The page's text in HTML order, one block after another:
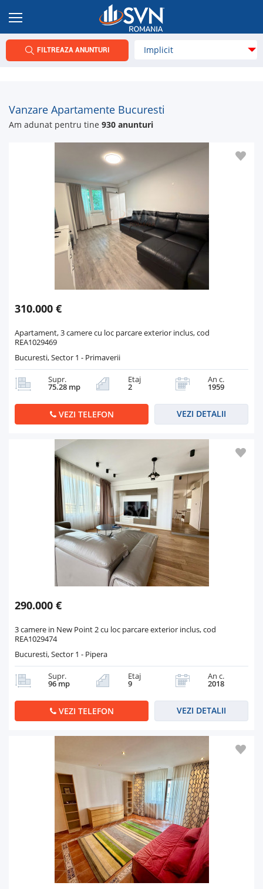
FILTREAZA ANUNTURI
Vanzare Apartamente Bucuresti
Am adunat pentru tine 930 anunturi
310.000 €
Apartament, 3 camere cu loc parcare exterior inclus, cod
REA1029469
Bucuresti, Sector 1 - Primaverii
Supr.
75.28 mp
Etaj
2
An c.
1959
VEZI TELEFON VEZI DETALII
290.000 €
3 camere in New Point 2 cu loc parcare exterior inclus, cod
REA1029474
Bucuresti, Sector 1 - Pipera
Supr.
96 mp
Etaj
9
An c.
2018
VEZI TELEFON VEZI DETALII